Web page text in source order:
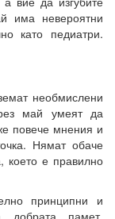
има невероятни
като педиатри.
необмислени
май умеят да
повече мнения и
Нямат обаче
което е правилно
принципни и
добрата памет.